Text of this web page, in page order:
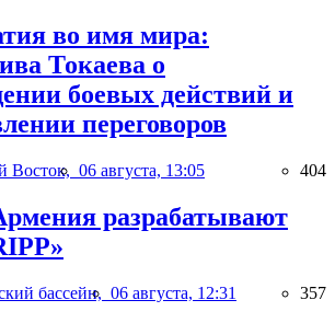
во имя мира:
Токаева о
боевых действий и
переговоров
Восток, 06 августа, 13:05 404
разрабатывают
бассейн, 06 августа, 12:31 357